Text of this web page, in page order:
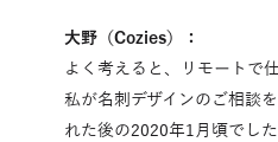
大野（Cozies）：
よく考えると、リモートで
私が名刺デザインのご相談
れた後の2020年1月頃でし